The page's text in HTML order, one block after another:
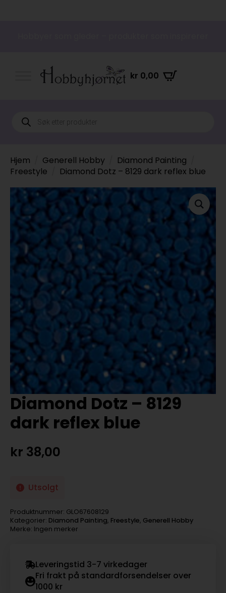
kr 0,00
Products
search
Hjem Generell Hobby
Diamond Painting
Freestyle
Diamond Dotz – 8129 dark reflex blue
Diamond Dotz – 8129
dark reflex blue
kr 38,00
Utsolgt
Produktnummer: GLO67608129
Kategorier: Diamond Painting, Freestyle, Generell Hobby
Merke: Ingen merker
Leveringstid 3-7 virkedager
Fri frakt på standardforsendelser over
1000 kr